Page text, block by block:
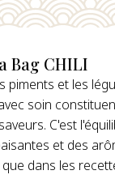
Bag CHILI
piments et les
soin
C'est
et des
dans les